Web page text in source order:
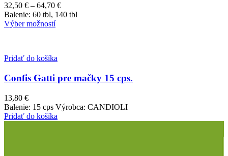
32,50 € – 64,70 €Price
range:
Balenie: 60 tbl, 140 tbl
Výber možností
Pridať do košíka
Confis Gatti pre mačky 15 cps.
13,80 €
Balenie: 15 cps Výrobca: CANDIOLI
Pridať do košíka